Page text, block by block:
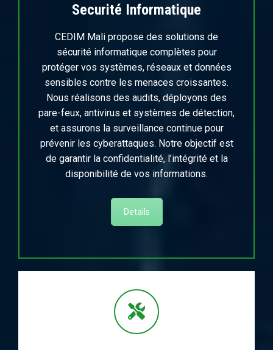
Securité Informatique
CEDIM Mali propose des solutions de
sécurité informatique complètes pour
protéger vos systèmes, réseaux et données
sensibles contre les menaces croissantes.
Nous réalisons des audits, déployons des
pare-feux, antivirus et systèmes de détection,
et assurons la surveillance continue pour
prévenir les cyberattaques. Notre objectif est
de garantir la confidentialité, l’intégrité et la
disponibilité de vos informations.
Details